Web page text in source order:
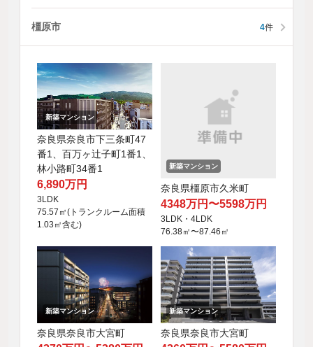
橿原市 4件
新築マンション
奈良県奈良市下三条町47
番1、百万ヶ辻子町1番1、
林小路町34番1
6,890万円
3LDK
75.57㎡(トランクルーム面積
1.03㎡含む)
新築マンション
奈良県橿原市久米町
4348万円〜5598万円
3LDK・4LDK
76.38㎡〜87.46㎡
新築マンション
奈良県奈良市大宮町
新築マンション
奈良県奈良市大宮町